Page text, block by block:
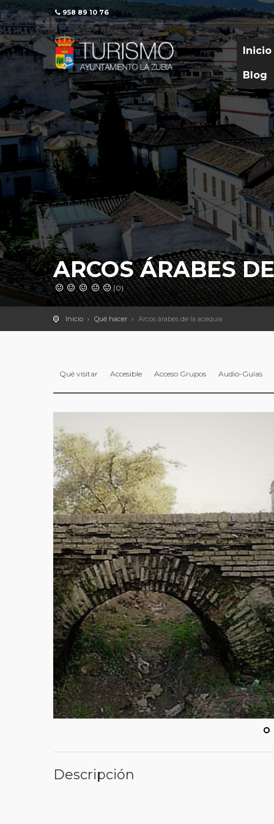
958 89 10 76
Inicio
Blog
ARCOS ÁRABES
(0)
Inicio Qué hacer Arcos árabes de la acequia
Qué visitar Accesible Acceso Grupos Audio-Guías
Descripción